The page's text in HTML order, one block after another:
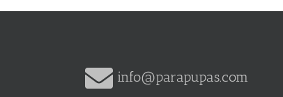
info@parapupas.com